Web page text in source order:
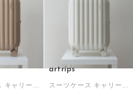
artrips